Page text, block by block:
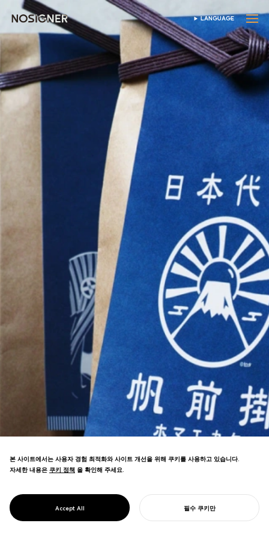
홈 SELECT LANGUAGE
LANGUAGE
PROJECT
아무것이나
전통 앞치마 제조업체의 리브랜딩이 글로벌
판매 성공을 이끌었습니다.
본 사이트에서는 사용자 경험 최적화와 사이트 개선을 위해 쿠키를 사용하고 있습니다.
자세한 내용은 쿠키 정책
쿠키 정책 을 확인해 주세요.
Accept All 필수 쿠키만